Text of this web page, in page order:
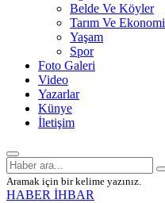
Belde Ve Köyler
Tarım Ve Ekonomi
Yaşam
Spor
Foto Galeri
Video
Yazarlar
Künye
İletişim
Aramak için bir kelime yazınız.
HABER İHBAR